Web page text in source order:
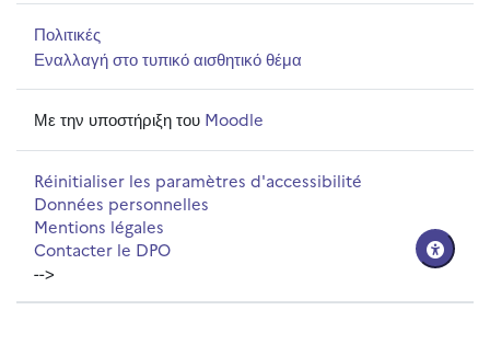
Πολιτικές
Εναλλαγή στο τυπικό αισθητικό θέμα
Με την υποστήριξη του Moodle
Réinitialiser les paramètres d'accessibilité
Données personnelles
Mentions légales
Contacter le DPO
-->